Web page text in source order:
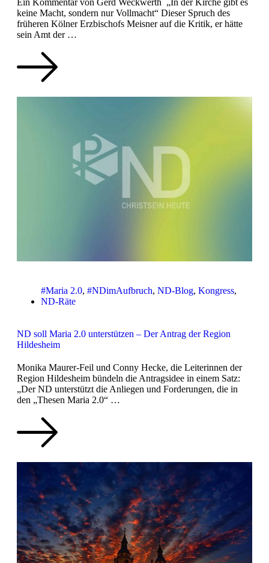
keine Macht, sondern nur Vollmacht“ Dieser Spruch des
früheren Kölner Erzbischofs Meisner auf die Kritik, er hätte
sein Amt der …
#Maria 2.0, #NDimAufbruch, ND-Blog, Kongress,
ND-Räte
ND soll Maria 2.0 unterstützen – Der Antrag der Region
Hildesheim
Monika Maurer-Feil und Conny Hecke, die Leiterinnen der
Region Hildesheim bündeln die Antragsidee in einem Satz:
„Der ND unterstützt die Anliegen und Forderungen, die in
den „Thesen Maria 2.0“ …